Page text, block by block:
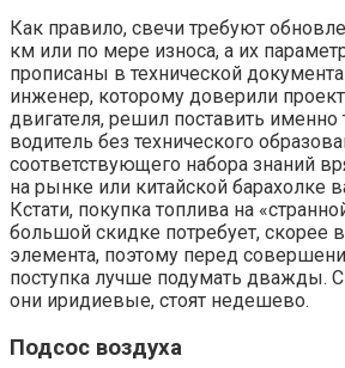
Как правило, свечи требуют
км или по мере износа, а их
прописаны в технической
инженер, которому доверили
двигателя, решил поставить именно
водитель без технического
соответствующего набора знаний
на рынке или китайской барахолке
Кстати, покупка топлива на
большой скидке потребует, скорее
элемента, поэтому перед
поступка лучше подумать дважды.
они иридиевые, стоят недешево.
Подсос воздуха